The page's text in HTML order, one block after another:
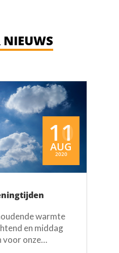
11
AUG
2020
10
AUG
2020
11
AUG
2020
16
MRT
2020
11
AUG
2020
10
AUG
2020
11
AUG
2020
warmte
en middag
voor onze